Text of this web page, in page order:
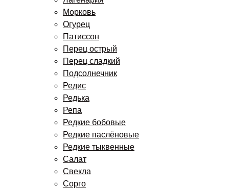
Морковь
Огурец
Патиссон
Перец острый
Перец сладкий
Подсолнечник
Редис
Редька
Репа
Редкие бобовые
Редкие паслёновые
Редкие тыквенные
Салат
Свекла
Сорго